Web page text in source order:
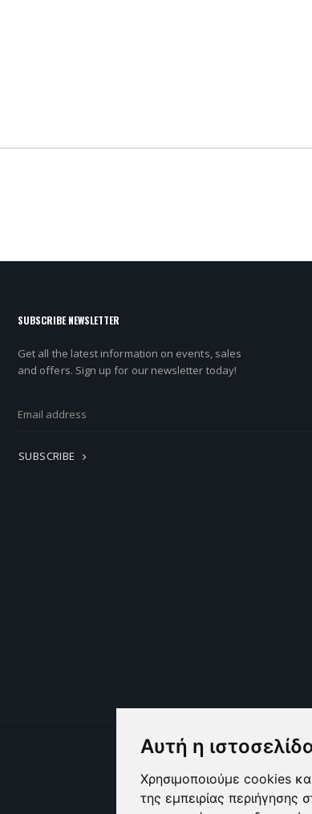
Αυτή η
Χρησιμοποιούμε cookies
της εμπειρίας περιήγησης
SUBSCRIBE NEWSLETTER
Get all the latest information on events, sales
and offers. Sign up for our newsletter today!
SUBSCRIBE